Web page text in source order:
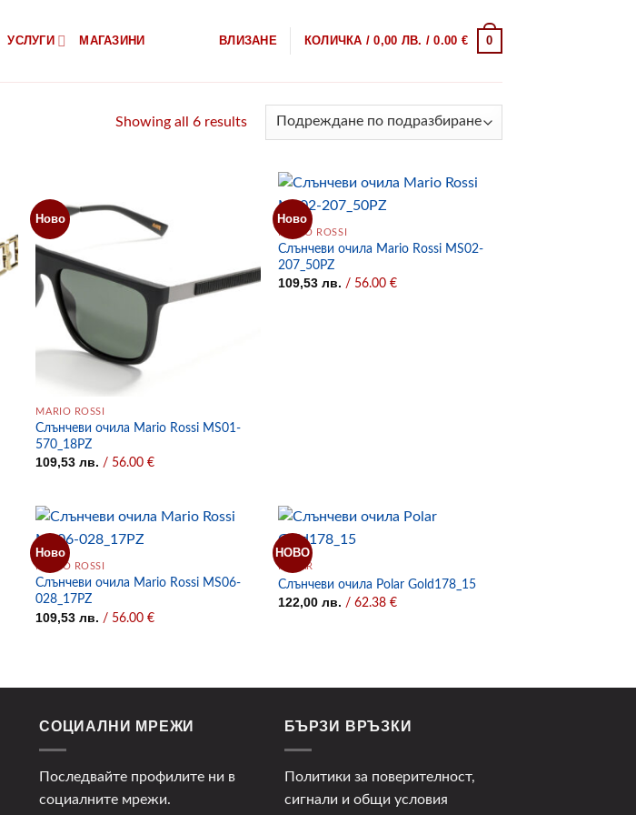
УСЛУГИ МАГАЗИНИ ВЛИЗАНЕ КОЛИЧКА /0,00 ЛВ. / 0.00 € 0
Showing all 6 results
Ново
MARIO ROSSI
Слънчеви очила Mario Rossi MS01-
570_18PZ
109,53лв. / 56.00 €
Ново
MARIO ROSSI
Слънчеви очила Mario Rossi MS02-
207_50PZ
109,53лв. / 56.00 €
Ново
MARIO ROSSI
Слънчеви очила Mario Rossi MS06-
028_17PZ
109,53лв. / 56.00 €
НОВО
POLAR
Слънчеви очила Polar Gold178_15
122,00лв. / 62.38 €
СОЦИАЛНИ МРЕЖИ
Последвайте профилите ни в
социалните мрежи.
БЪРЗИ ВРЪЗКИ
Политики за поверителност,
сигнали и общи условия